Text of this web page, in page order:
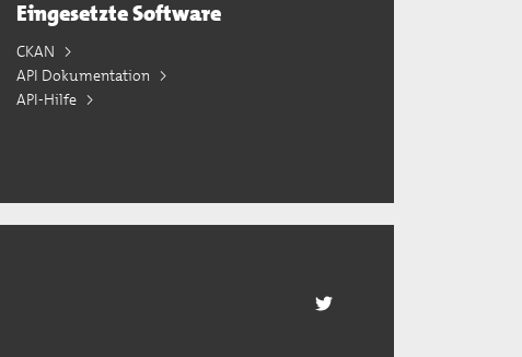
Eingesetzte Software
CKAN
API Dokumentation
API-Hilfe